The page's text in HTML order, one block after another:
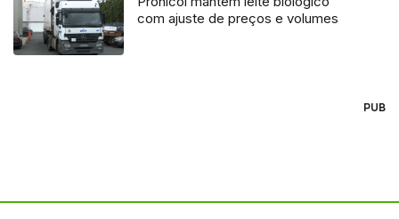
com ajuste de preços e volumes
PUB